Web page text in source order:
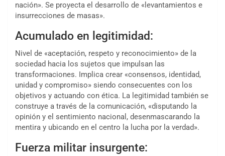
nación». Se proyecta el desarrollo de «levantamientos e
insurrecciones de masas».
Acumulado en legitimidad:
Nivel de «aceptación, respeto y reconocimiento» de la
sociedad hacia los sujetos que impulsan las
transformaciones. Implica crear «consensos, identidad,
unidad y compromiso» siendo consecuentes con los
objetivos y actuando con ética. La legitimidad también se
construye a través de la comunicación, «disputando la
opinión y el sentimiento nacional, desenmascarando la
mentira y ubicando en el centro la lucha por la verdad».
Fuerza militar insurgente: